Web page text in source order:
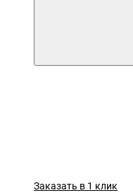
Заказать в 1 клик